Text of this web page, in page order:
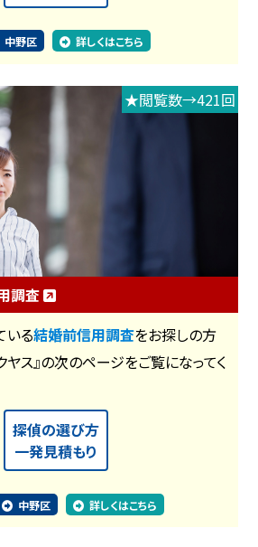
中野区 詳しくはこちら
★閲覧数→421回
調査
いる結婚前信用調査をお探しの方
ヤス』の次のページをご覧になってく
探偵の選び方
一発見積もり
中野区 詳しくはこちら